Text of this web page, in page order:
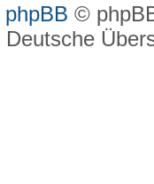
phpBB ©
Deutsche